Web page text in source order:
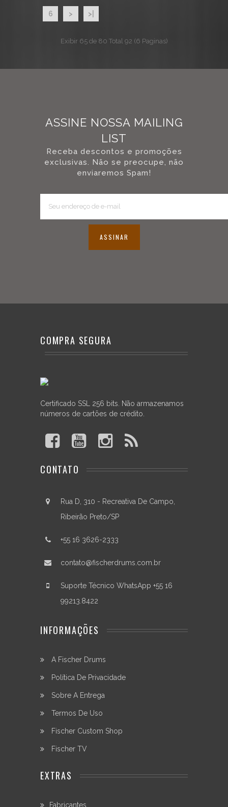
6 > >|
Exibir 65 de 80 Total 92 (6 Paginas)
ASSINE NOSSA MAILING
LIST
Receba descontos e promoções
exclusivas. Não se preocupe, não
enviaremos Spam!
ASSINAR
COMPRA SEGURA
Certificado SSL 256 bits. Não armazenamos
números de cartões de crédito.
CONTATO
Rua D, 310 - Recreativa De Campo,
Ribeirão Preto/SP
+55 16 3626-2333
contato@fischerdrums.com.br
Suporte Técnico WhatsApp +55 16
99213.8422
INFORMAÇÕES
A Fischer Drums
Política De Privacidade
Sobre A Entrega
Termos De Uso
Fischer Custom Shop
Fischer TV
EXTRAS
Fabricantes